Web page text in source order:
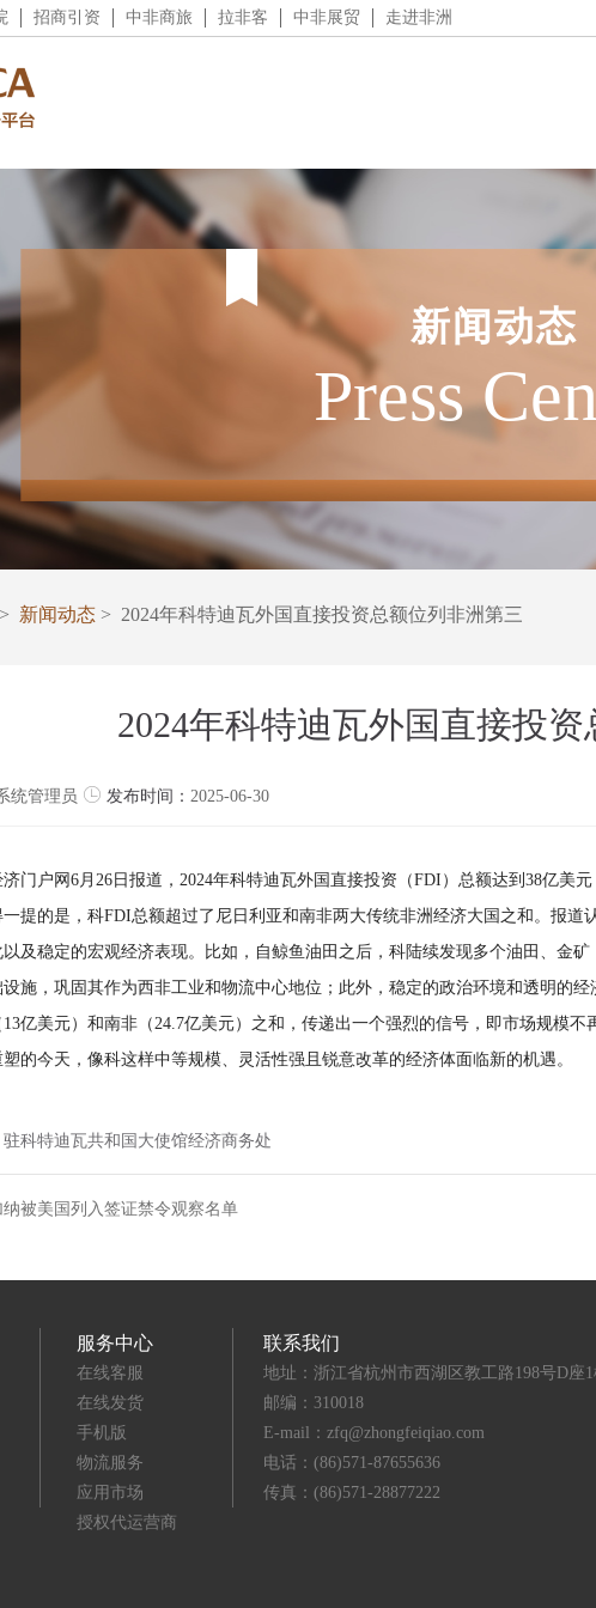
招商引资 中非商旅 拉非客 中非展贸 走进非洲
新闻动态
Press
> 新闻动态 > 2024年科特迪瓦外国直接投资总额位列非洲第三
2024年科特迪瓦外国直接投
统管理员  发布时间： 2025-06-30
门户网6月26日报道，2024年科特迪瓦外国直接投资（FDI）总额达到38亿美
一提的是，科FDI总额超过了尼日利亚和南非两大传统非洲经济大国之和。报
及稳定的宏观经济表现。比如，自鲸鱼油田之后，科陆续发现多个油田、金
施，巩固其作为西非工业和物流中心地位；此外，稳定的政治环境和透明的
亿美元）和南非（24.7亿美元）之和，传递出一个强烈的信号，即市场规模
的今天，像科这样中等规模、灵活性强且锐意改革的经济体面临新的机遇。
科特迪瓦共和国大使馆经济商务处
纳被美国列入签证禁令观察名单
服务中心
在线客服
在线发货
手机版
物流服务
应用市场
授权代运营商
联系我们
地址：浙江省杭州市西湖区教工路198号D座1
邮编：310018
E-mail：zfq@zhongfeiqiao.com
电话：(86)571-87655636
传真：(86)571-28877222